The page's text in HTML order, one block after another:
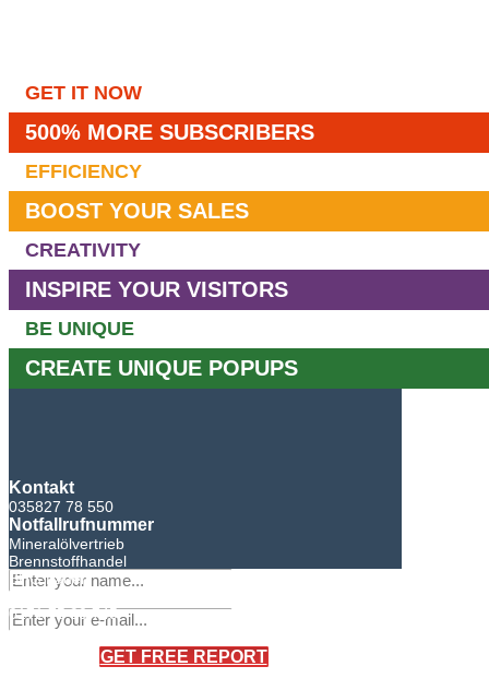
GET IT NOW
500% MORE SUBSCRIBERS
EFFICIENCY
BOOST YOUR SALES
CREATIVITY
INSPIRE YOUR VISITORS
BE UNIQUE
CREATE UNIQUE POPUPS
GET FREE REPORT
Kontakt
035827 78 550
Notfallrufnummer
Mineralölvertrieb
Brennstoffhandel
BHG Laden
Sandro Bretschneider
0171 75 90 745
×